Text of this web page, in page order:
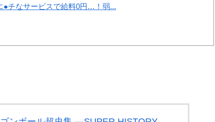
●チなサービスで給料0円…！弱...